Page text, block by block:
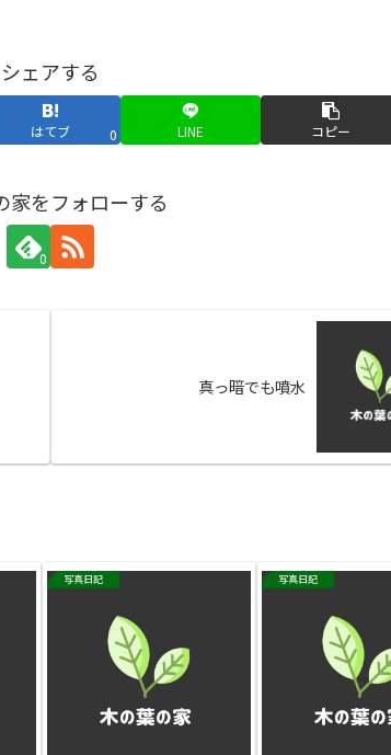
シェアする
はてブ 0 LINE コピー
家をフォローする
0
真っ暗でも噴水
写真日記 写真日記